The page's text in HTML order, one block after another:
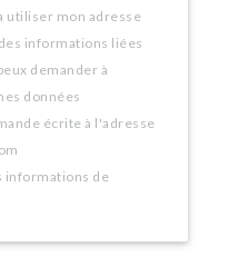
utiliser mon adresse
informations liées
demander à
données
écrite à l'adresse
informations de